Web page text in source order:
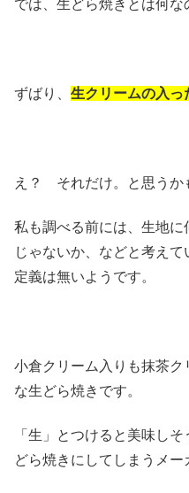
では、生どら焼きとは何な
ずばり、 生クリームの入っ
え？ それだけ。と思うか
私も調べる前には、生地
じゃないか、などと考え
定義は無いようです。
小倉クリーム入りも抹茶
な生どら焼きです。
「生」とつけると美味し
どら焼きにしてしまうメー